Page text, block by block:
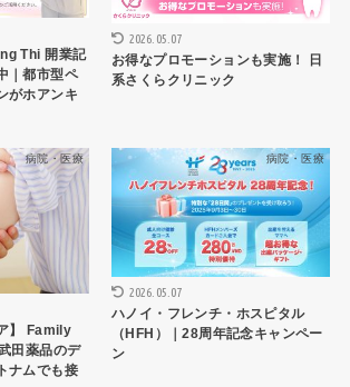
Thi 開業記
｜都市型ペ
がホアンキ
2026.05.07
お得なプロモーションも実施！ 日
系さくらクリニック
病院・医療
】 Family
田薬品のデ
ナムでも接
病院・医療
2026.05.07
ハノイ・フレンチ・ホスピタル
（HFH）｜28周年記念キャンペー
ン